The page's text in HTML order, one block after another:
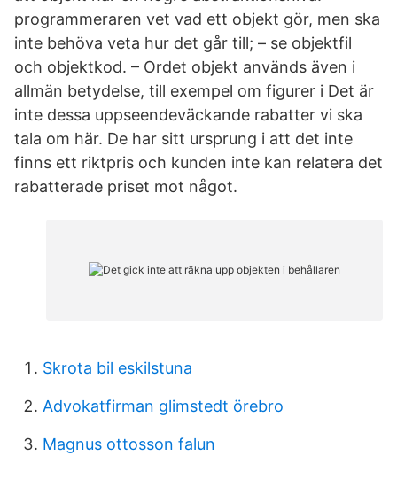
programmeraren vet vad ett objekt gör, men ska
inte behöva veta hur det går till; – se objektfil
och objektkod. – Ordet objekt används även i
allmän betydelse, till exempel om figurer i Det är
inte dessa uppseendeväckande rabatter vi ska
tala om här. De har sitt ursprung i att det inte
finns ett riktpris och kunden inte kan relatera det
rabatterade priset mot något.
Skrota bil eskilstuna
Advokatfirman glimstedt örebro
Magnus ottosson falun